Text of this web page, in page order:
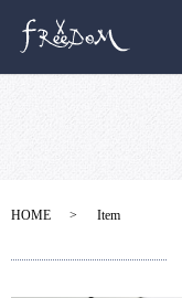
HOME Item